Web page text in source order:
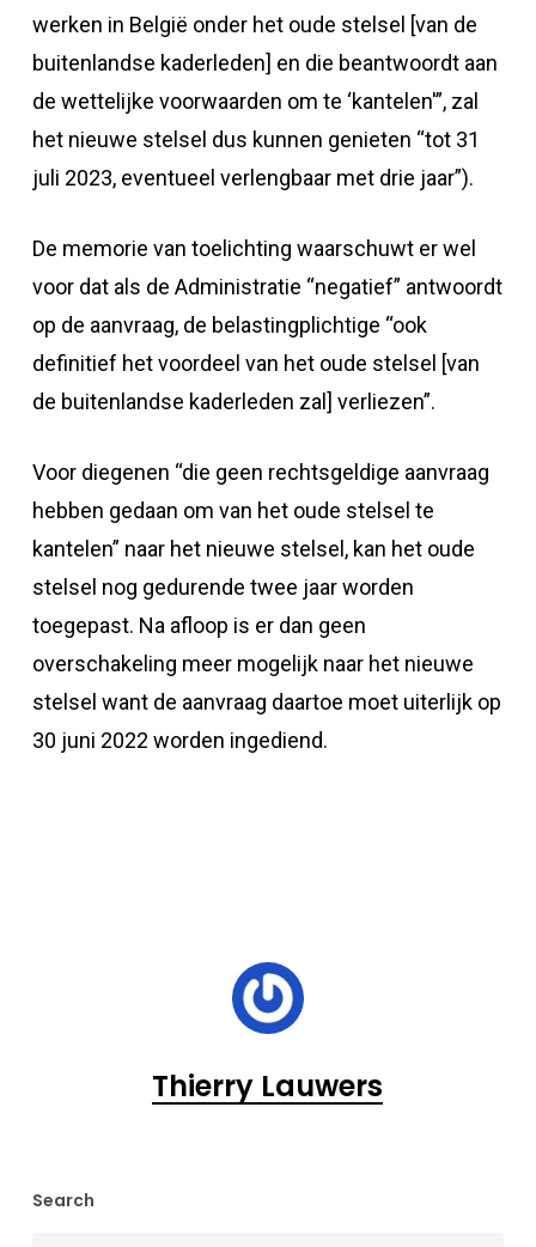
werken in België onder het oude stelsel [van de
buitenlandse kaderleden] en die beantwoordt aan
de wettelijke voorwaarden om te ‘kantelen'”, zal
het nieuwe stelsel dus kunnen genieten “tot 31
juli 2023, eventueel verlengbaar met drie jaar”).
De memorie van toelichting waarschuwt er wel
voor dat als de Administratie “negatief” antwoordt
op de aanvraag, de belastingplichtige “ook
definitief het voordeel van het oude stelsel [van
de buitenlandse kaderleden zal] verliezen”.
Voor diegenen “die geen rechtsgeldige aanvraag
hebben gedaan om van het oude stelsel te
kantelen” naar het nieuwe stelsel, kan het oude
stelsel nog gedurende twee jaar worden
toegepast. Na afloop is er dan geen
overschakeling meer mogelijk naar het nieuwe
stelsel want de aanvraag daartoe moet uiterlijk op
30 juni 2022 worden ingediend.
Thierry Lauwers
Search